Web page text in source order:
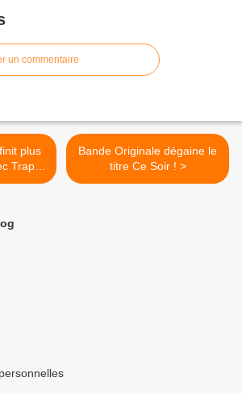
un commentaire
Trap
Bande Originale dégaine le
titre Ce Soir ! >